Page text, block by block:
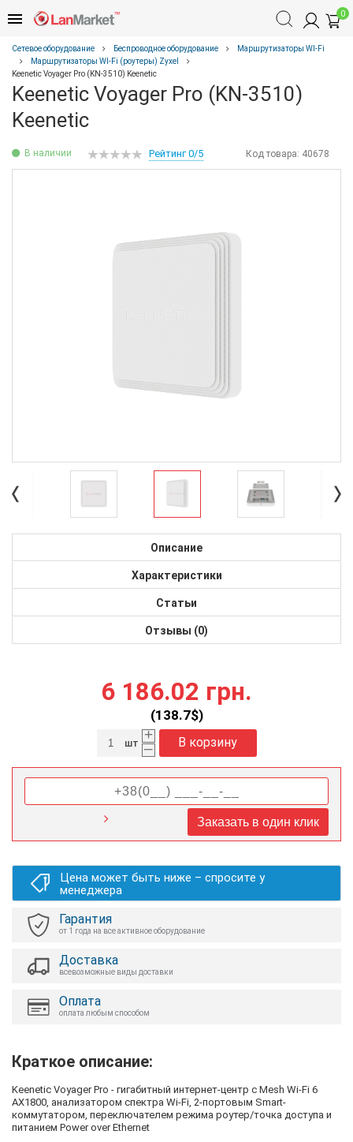
0
Сетевое оборудование Беспроводное оборудование
Маршрутизаторы WI-Fi
Маршрутизаторы WI-Fi (роутеры) Zyxel
Keenetic Voyager Pro (KN-3510) Keenetic
Keenetic Voyager Pro (KN-3510)
Keenetic
В наличии Код товара: 40678
Рейтинг 0/5
Описание
Характеристики
Статьи
Отзывы (0)
6 186.02 грн.
(138.7$)
+
–
В корзину
шт
Заказать в один клик
Цена может быть ниже – спросите у
менеджера
Гарантия
от 1 года на все активное оборудование
Доставка
всевозможные виды доставки
Оплата
оплата любым способом
Краткое описание:
Keenetic Voyager Pro - гигабитный интернет-центр с Mesh Wi-Fi 6
AX1800, анализатором спектра Wi-Fi, 2-портовым Smart-
коммутатором, переключателем режима роутер/точка доступа и
питанием Power over Ethernet